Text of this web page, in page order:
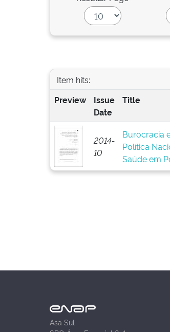
Item hits:
Preview
Issue
Date
Title
2014-
10
Burocracia
Política
Saúde em
Asa Sul